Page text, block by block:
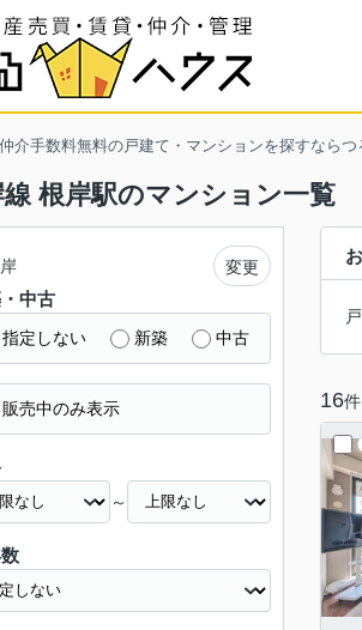
介手数料無料の戸建て・マンションを探すならつ
根岸駅のマンション一覧
16
変更
中古
指定しない 新築 中古
販売中のみ表示
～